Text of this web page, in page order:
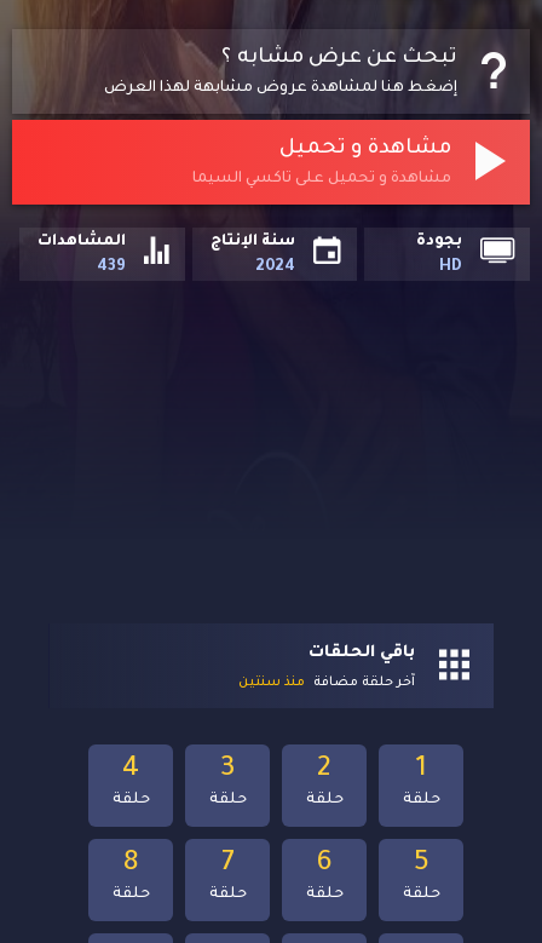
تبحث عن عرض مشابه ؟
إضغط هنا لمشاهدة عروض مشابهة لهذا العرض
مشاهدة و تحميل
مشاهدة و تحميل على تاكسي السيما
بجودة
HD
سنة الإنتاج
2024
المشاهدات
439
باقي الحلقات
آخر حلقة مضافة منذ سنتين
8
حلقة
7
حلقة
6
حلقة
5
حلقة
4
حلقة
3
حلقة
2
حلقة
1
حلقة